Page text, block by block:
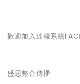
歡迎加入達梭系統
盛思整合傳播